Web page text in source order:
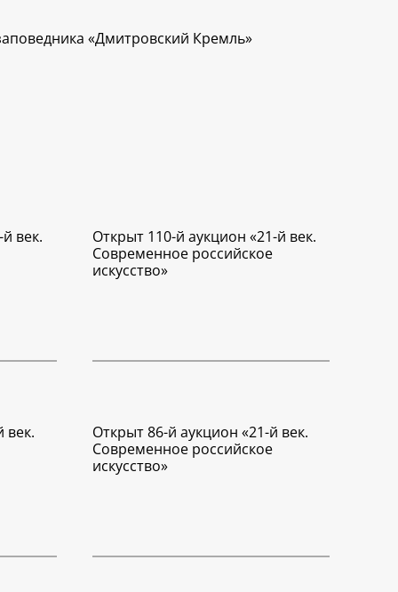
«Дмитровский Кремль»
век.
Открыт 110-й аукцион «21-й век.
Современное российское
искусство»
век.
Открыт 86-й аукцион «21-й век.
Современное российское
искусство»